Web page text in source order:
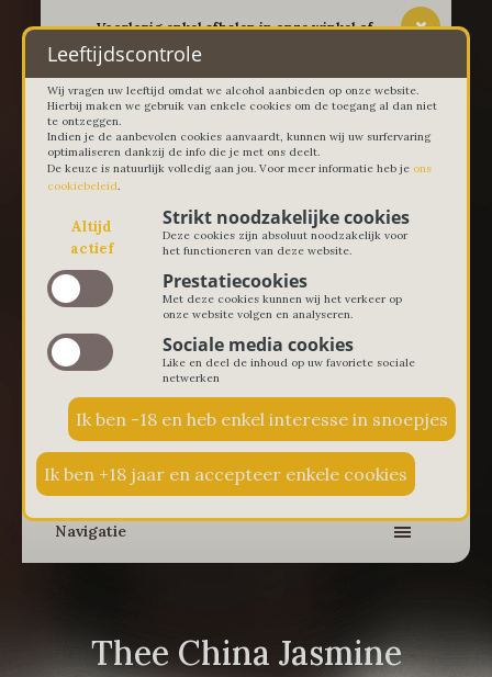
-- Voorlopig enkel afhalen in onze winkel of
thuislevering in Lievegem vanaf 100 euro --
0 € 0,00
Navigatie
Thee China Jasmine
Leeftijdscontrole
Wij vragen uw leeftijd omdat we alcohol aanbieden op onze website.
Hierbij maken we gebruik van enkele cookies om de toegang al dan niet
te ontzeggen.
Indien je de aanbevolen cookies aanvaardt, kunnen wij uw surfervaring
optimaliseren dankzij de info die je met ons deelt.
De keuze is natuurlijk volledig aan jou. Voor meer informatie heb je ons
cookiebeleid.
Altijd
actief
Strikt noodzakelijke cookies
Deze cookies zijn absoluut noodzakelijk voor
het functioneren van deze website.
Prestatiecookies
Met deze cookies kunnen wij het verkeer op
onze website volgen en analyseren.
Sociale media cookies
Like en deel de inhoud op uw favoriete sociale
netwerken